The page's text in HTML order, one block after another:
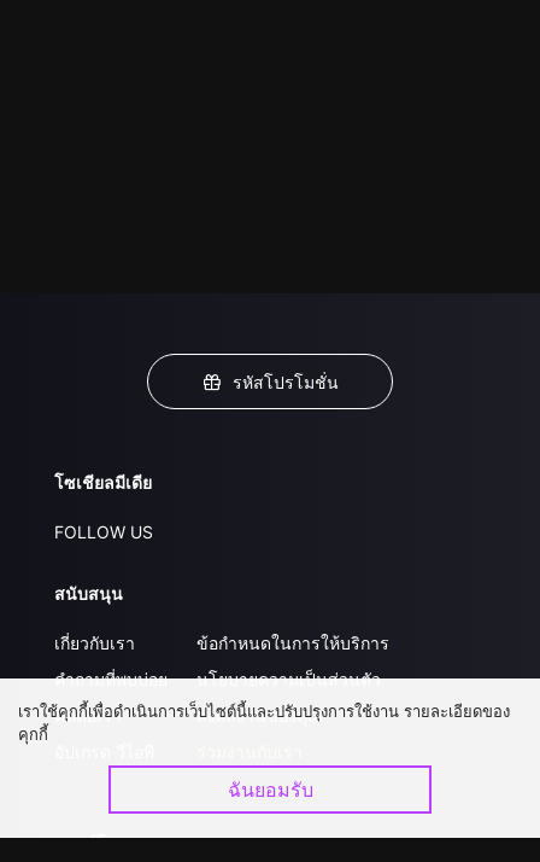
รหัสโปรโมชั่น
โซเชียลมีเดีย
FOLLOW US
สนับสนุน
เกี่ยวกับเรา
คำถามที่พบบ่อย
ติดต่อเรา
ข้อกำหนดในการให้บริการ
นโยบายความเป็นส่วนตัว
ส่งผลงานของคุณ
ดาวน์โหลดแอป
เราใช้คุกกี้เพื่อดำเนินการเว็บไซต์นี้และปรับปรุงการใช้งาน รายละเอียดของ
คุกกี้
ฉันยอมรับ